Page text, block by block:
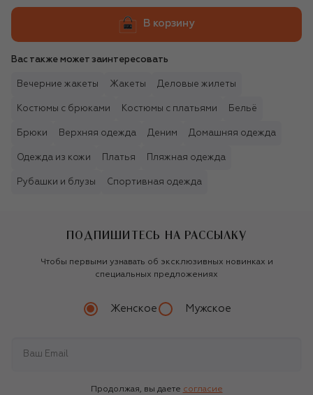
В корзину
Вас также может заинтересовать
Вечерние жакеты Жакеты Деловые жилеты
Костюмы с брюками Костюмы с платьями Бельё
Брюки Верхняя одежда Деним Домашняя одежда
Одежда из кожи Платья Пляжная одежда
Рубашки и блузы Спортивная одежда
ПОДПИШИТЕСЬ НА РАССЫЛКУ
Чтобы первыми узнавать об эксклюзивных новинках и
специальных предложениях
Женское Мужское
Продолжая, вы даете согласие